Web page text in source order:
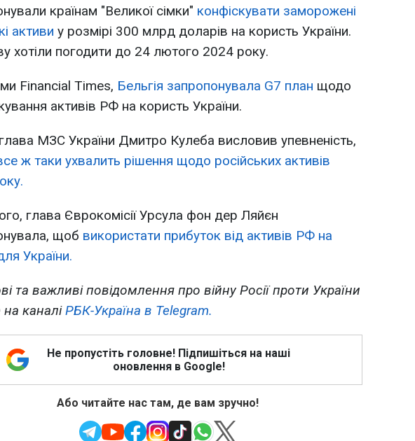
країнам "Великої сімки" конфіскувати заморожені
активи у розмірі 300 млрд доларів на користь України.
хотіли погодити до 24 лютого 2024 року.
Financial Times, Бельгія запропонувала G7 план щодо
активів РФ на користь України.
МЗС України Дмитро Кулеба висловив упевненість,
ж таки ухвалить рішення щодо російських активів
глава Єврокомісії Урсула фон дер Ляйєн
щоб використати прибуток від активів РФ на
України.
та важливі повідомлення про війну Росії проти України
на каналіРБК-Україна в Telegram.
Не пропустіть головне! Підпишіться на наші
оновлення в Google!
Або читайте нас там, де вам зручно!